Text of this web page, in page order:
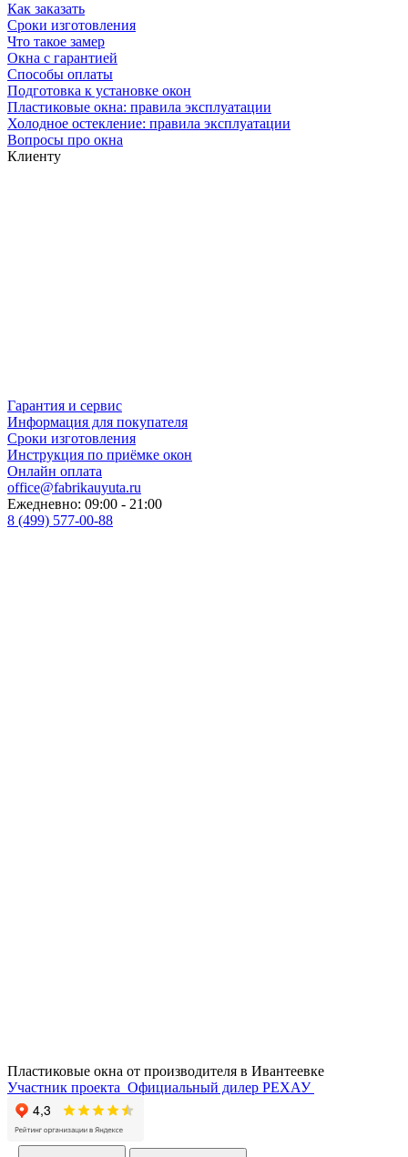
Как заказать
Сроки изготовления
Что такое замер
Окна с гарантией
Способы оплаты
Подготовка к установке окон
Пластиковые окна: правила эксплуатации
Холодное остекление: правила эксплуатации
Вопросы про окна
Клиенту
Гарантия и сервис
Информация для покупателя
Сроки изготовления
Инструкция по приёмке окон
Онлайн оплата
office@fabrikauyuta.ru
Ежедневно: 09:00 - 21:00
8 (499) 577-00-88
Пластиковые окна от производителя в Ивантеевке
Участник проекта Официальный дилер РЕХАУ